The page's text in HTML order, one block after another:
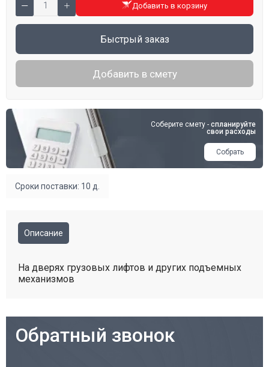
Добавить в корзину
Быстрый заказ
Добавить в смету
Соберите смету - спланируйте
свои расходы
Собрать
Сроки поставки: 10 д.
Описание
На дверях грузовых лифтов и других подъемных
механизмов
Обратный звонок